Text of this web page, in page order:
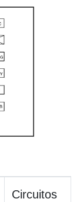
Circuitos